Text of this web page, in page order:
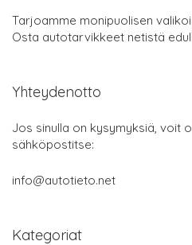
Tarjoamme monipuolisen
Osta autotarvikkeet netistä
Yhteydenotto
Jos sinulla on kysymyksiä, voit
sähköpostitse:
info@autotieto.net
Kategoriat